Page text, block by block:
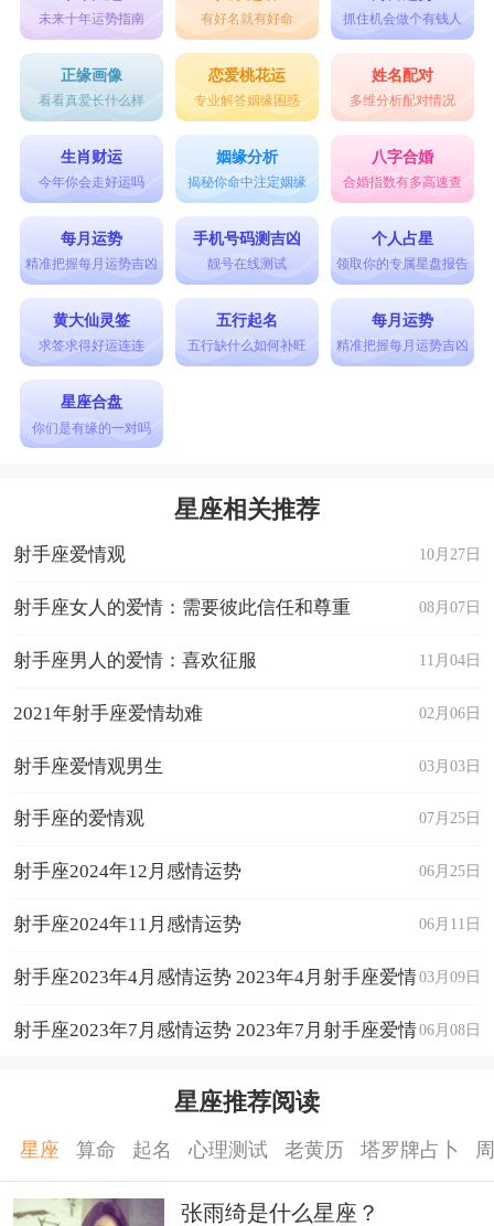
综上，就是巨蟹座和双鱼座配吗的具体内容，
两个星座很配。
星座乐原创文章，转载需注明出处
未来十年运势指南 有好名就有好命 抓住机会做个有钱人
正缘画像
看看真爱长什么样
恋爱桃花运
专业解答姻缘困惑
姓名配对
多维分析配对情况
生肖财运
今年你会走好运吗
姻缘分析
揭秘你命中注定姻缘
八字合婚
合婚指数有多高速查
每月运势
精准把握每月运势吉凶
手机号码测吉凶
靓号在线测试
个人占星
领取你的专属星盘报告
黄大仙灵签
求签求得好运连连
五行起名
五行缺什么如何补旺
每月运势
精准把握每月运势吉凶
星座合盘
你们是有缘的一对吗
星座相关推荐
10月27日
射手座爱情观
08月07日
射手座女人的爱情：需要彼此信任和尊重
11月04日
射手座男人的爱情：喜欢征服
02月06日
2021年射手座爱情劫难
03月03日
射手座爱情观男生
07月25日
射手座的爱情观
06月25日
射手座2024年12月感情运势
06月11日
射手座2024年11月感情运势
03月09日
射手座2023年4月感情运势 2023年4月射手座爱情
运程详解 06月08日
射手座2023年7月感情运势 2023年7月射手座爱情
星座推荐阅读
星座 算命 起名 心理测试 老黄历 塔罗牌占卜
张雨绮是什么星座？